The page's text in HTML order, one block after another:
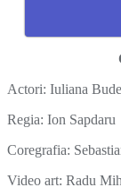
Actori: Iuliana
Regia: Ion Sapdaru
Coregrafia:
Video art: Radu